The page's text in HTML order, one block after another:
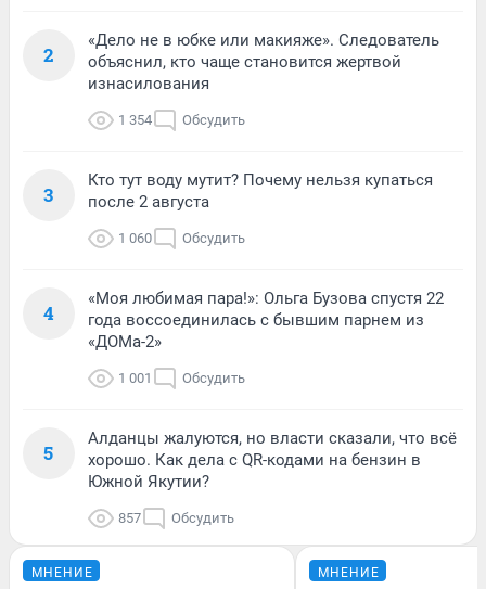
2
«Дело не в юбке или макияже». Следователь
объяснил, кто чаще становится жертвой
изнасилования
1 354 Обсудить
3
Кто тут воду мутит? Почему нельзя купаться
после 2 августа
1 060 Обсудить
4
«Моя любимая пара!»: Ольга Бузова спустя 22
года воссоединилась с бывшим парнем из
«ДОМа-2»
1 001 Обсудить
5
Алданцы жалуются, но власти сказали, что всё
хорошо. Как дела с QR-кодами на бензин в
Южной Якутии?
857 Обсудить
МНЕНИЕ МНЕНИЕ